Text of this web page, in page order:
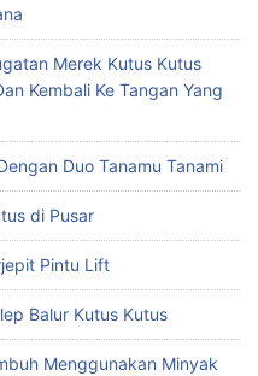
Merek Kutus Kutus
Kembali Ke Tangan Yang
Duo Tanamu Tanami
di Pusar
Pintu Lift
Balur Kutus Kutus
Menggunakan Minyak